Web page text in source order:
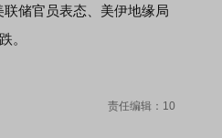
储官员表态、美伊地缘局
。
责任编辑：10